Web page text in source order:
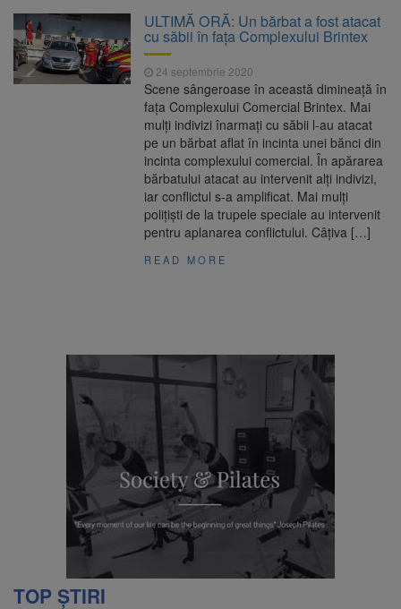
Piața Star din Brașov au fost demolate
7 august 2026
Platforma Belvedere de pe
Tâmpa intră în renovare. Contract de peste 1
milion de lei și termen de trei luni
Unul dintre cele mai mari
parcuri ale Brașovului va fi amenajat în
Bartolomeu-Avantgarden. Contractul a fost
Trafic blocat pe DN1E Brașov
– Poiana Brașov după un accident. Două
persoane primesc îngrijiri medicale
ULTIMĂ ORĂ: Un bărbat a fost atacat
cu săbii în fața Complexului Brintex
24 septembrie 2020
Scene sângeroase în această dimineață în
fața Complexului Comercial Brintex. Mai
mulți indivizi înarmați cu săbii l-au atacat
pe un bărbat aflat în incinta unei bănci din
incinta complexului comercial. În apărarea
bărbatului atacat au intervenit alți indivizi,
iar conflictul s-a amplificat. Mai mulți
polițiști de la trupele speciale au intervenit
pentru aplanarea conflictului. Câțiva […]
READ MORE
TOP ȘTIRI